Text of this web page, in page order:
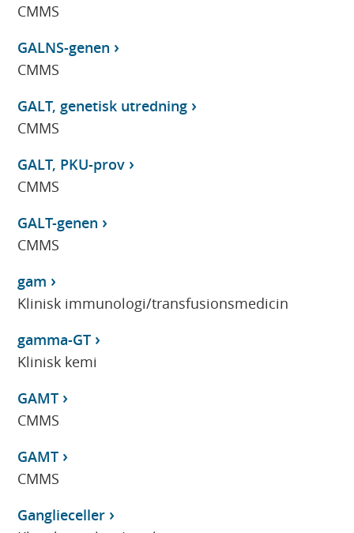
CMMS
GALNS-genen
CMMS
GALT, genetisk utredning
CMMS
GALT, PKU-prov
CMMS
GALT-genen
CMMS
gam
Klinisk immunologi/transfusionsmedicin
gamma-GT
Klinisk kemi
GAMT
CMMS
GAMT
CMMS
Ganglieceller